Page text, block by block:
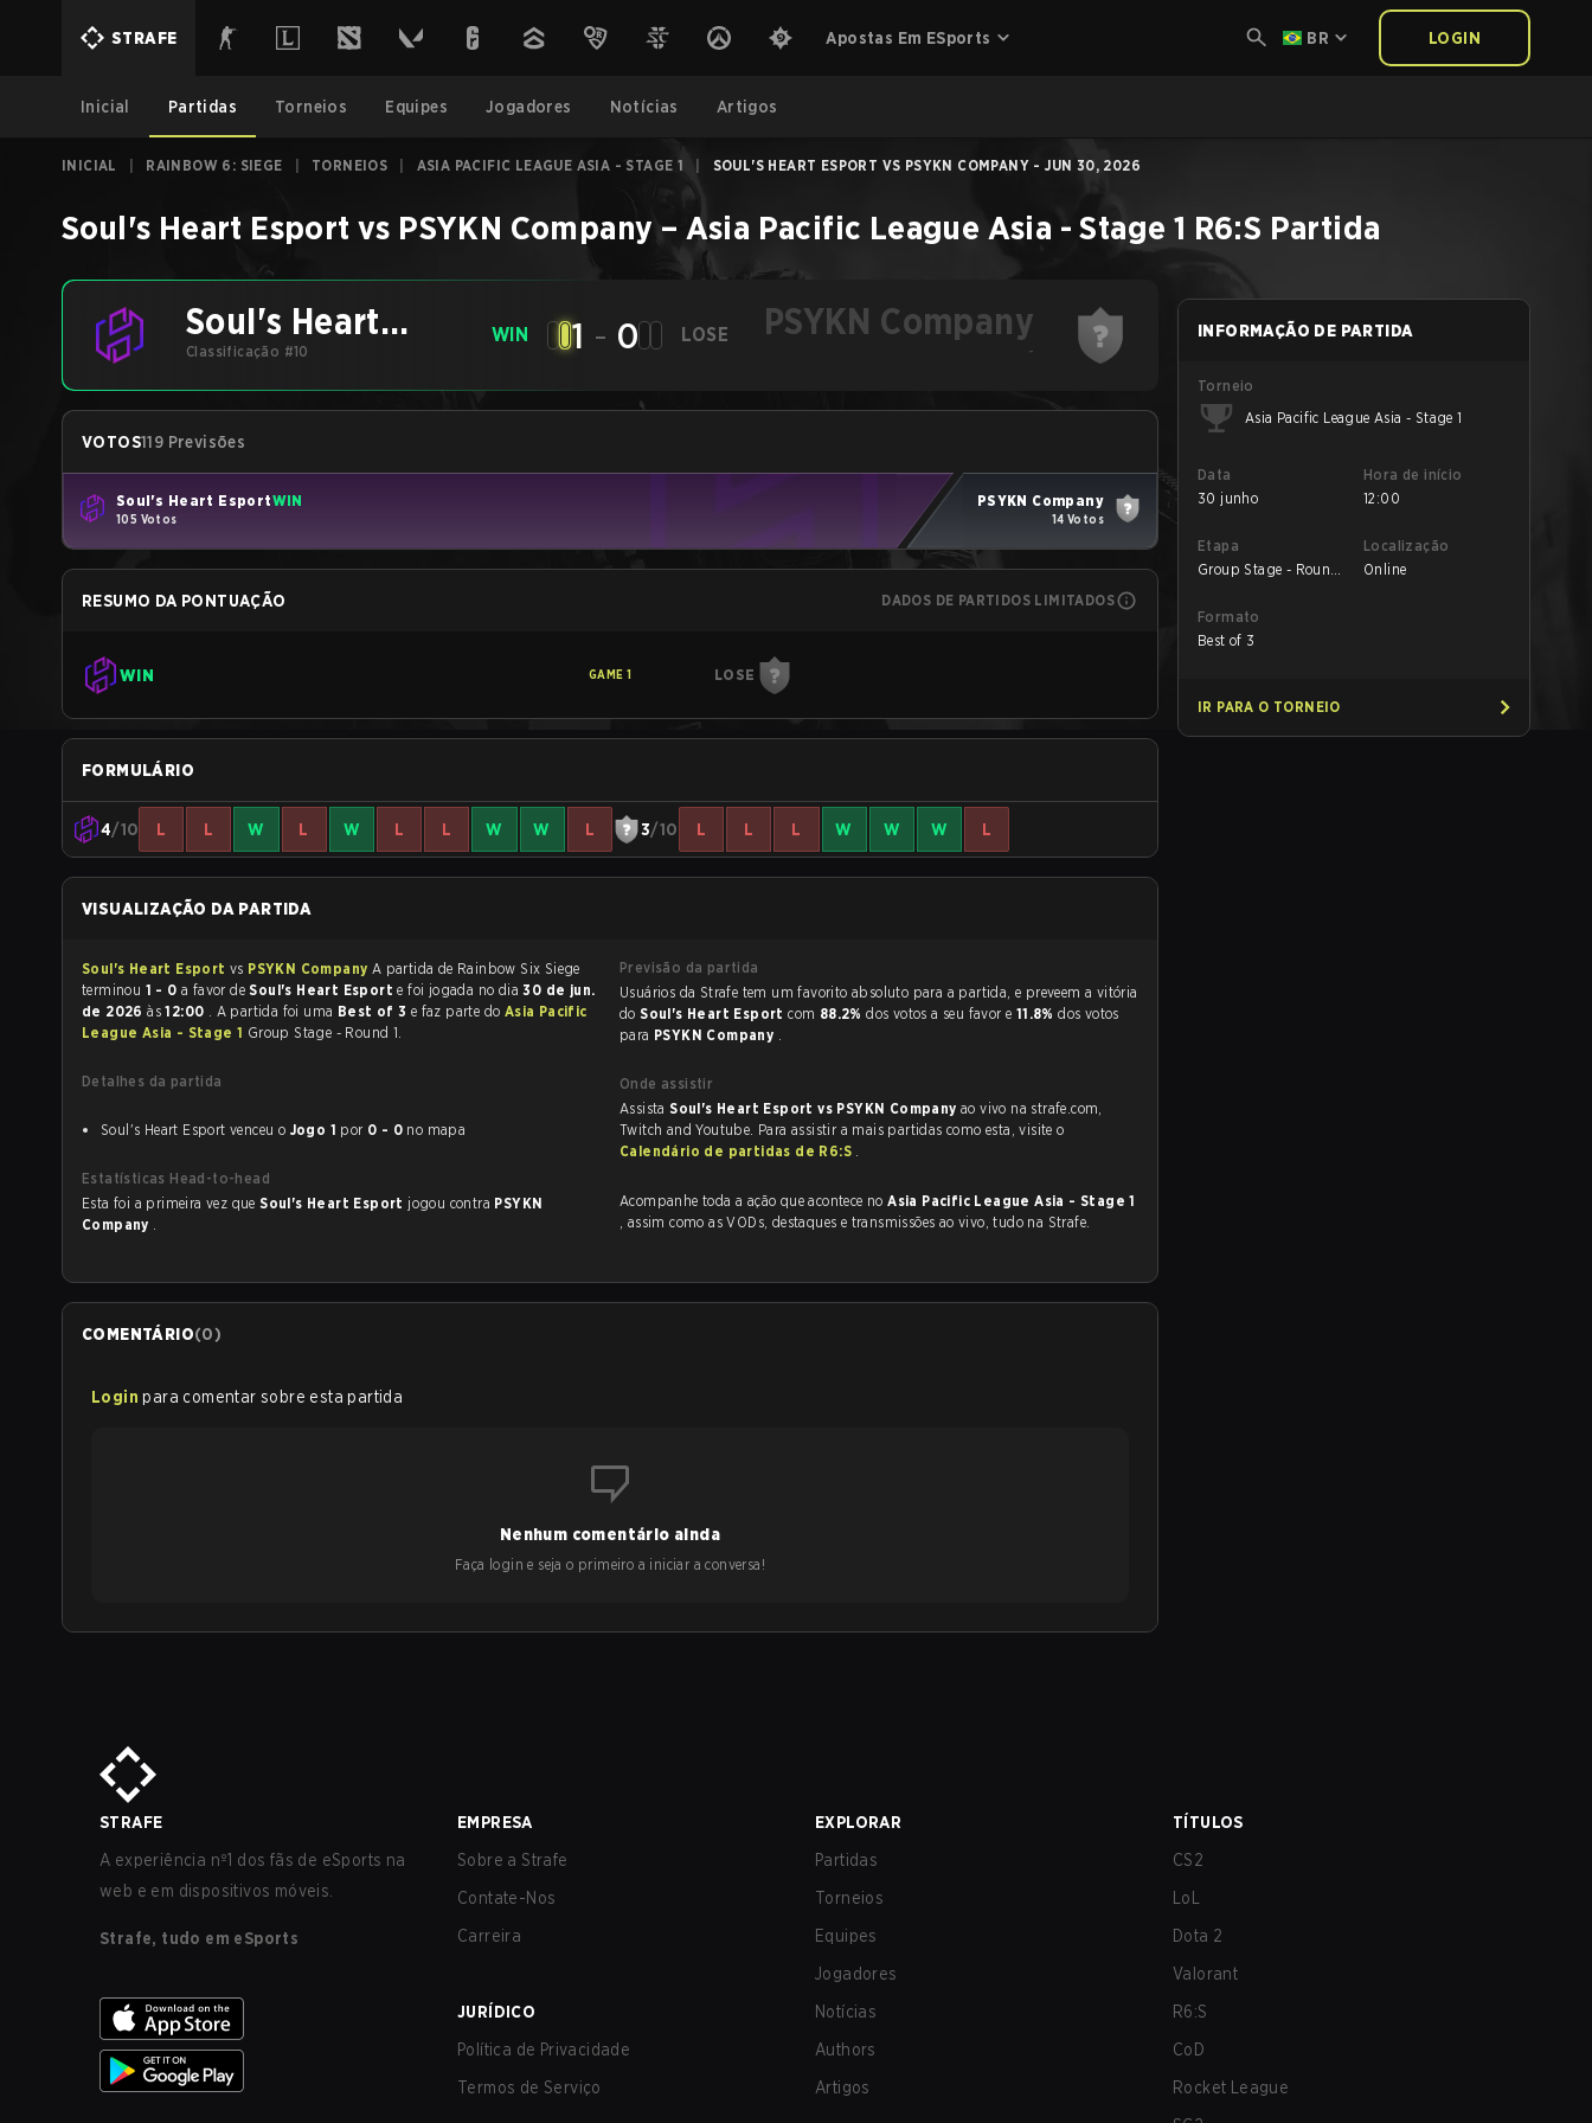
STRAFE Apostas Em ESports BR LOGIN
Inicial Partidas Torneios Equipes Jogadores Notícias Artigos
INICIAL RAINBOW 6: SIEGE TORNEIOS ASIA PACIFIC LEAGUE ASIA - STAGE 1 SOUL'S HEART ESPORT VS PSYKN COMPANY - JUN 30, 2026
Soul's Heart Esport vs PSYKN Company – Asia Pacific League Asia - Stage 1 R6:S Partida
Soul's Heart
Esport
Classificação #10
WIN 1 - 0 LOSE PSYKN Company
-
VOTOS119 Previsões
Soul's Heart EsportWIN
105 Votos
PSYKN Company
14 Votos
RESUMO DA PONTUAÇÃO DADOS DE PARTIDOS LIMITADOS
WIN GAME 1 LOSE
FORMULÁRIO
4/10 L L W L W L L W W L 3/10 L L L W W W L
VISUALIZAÇÃO DA PARTIDA
Soul's Heart Esport vs PSYKN Company A partida de Rainbow Six Siege
terminou 1 - 0 a favor deSoul's Heart Esport e foi jogada no dia30 de jun.
de 2026às12:00 . A partida foi uma Best of 3 e faz parte do Asia Pacific
League Asia - Stage 1 Group Stage - Round 1.
Detalhes da partida
Soul's Heart Esport venceu o Jogo 1 por 0 - 0 no mapa
Estatísticas Head-to-head
Esta foi a primeira vez queSoul's Heart Esport jogou contra PSYKN
Company .
Previsão da partida
Usuários da Strafe tem um favorito absoluto para a partida, e preveem a vitória
doSoul's Heart Esportcom 88.2%dos votos a seu favor e 11.8%dos votos
para PSYKN Company .
Onde assistir
AssistaSoul's Heart Esport vs PSYKN Company ao vivo na strafe.com,
Twitch and Youtube. Para assistir a mais partidas como esta, visite o
Calendário de partidas de R6:S .
Acompanhe toda a ação que acontece noAsia Pacific League Asia - Stage 1
, assim como as VODs, destaques e transmissões ao vivo, tudo na Strafe.
COMENTÁRIO(0)
Login para comentar sobre esta partida
Nenhum comentário ainda
Faça login e seja o primeiro a iniciar a conversa!
INFORMAÇÃO DE PARTIDA
Torneio
Asia Pacific League Asia - Stage 1
Data
30 junho
Hora de início
12:00
Etapa
Group Stage - Round
Localização
Online
Formato
Best of 3
IR PARA O TORNEIO
STRAFE
A experiência nº1 dos fãs de eSports na
web e em dispositivos móveis.
Strafe, tudo em eSports
EMPRESA
Sobre a Strafe
Contate-Nos
Carreira
JURÍDICO
Política de Privacidade
Termos de Serviço
EXPLORAR
Partidas
Torneios
Equipes
Jogadores
Notícias
Authors
Artigos
TÍTULOS
CS2
LoL
Dota 2
Valorant
R6:S
CoD
Rocket League